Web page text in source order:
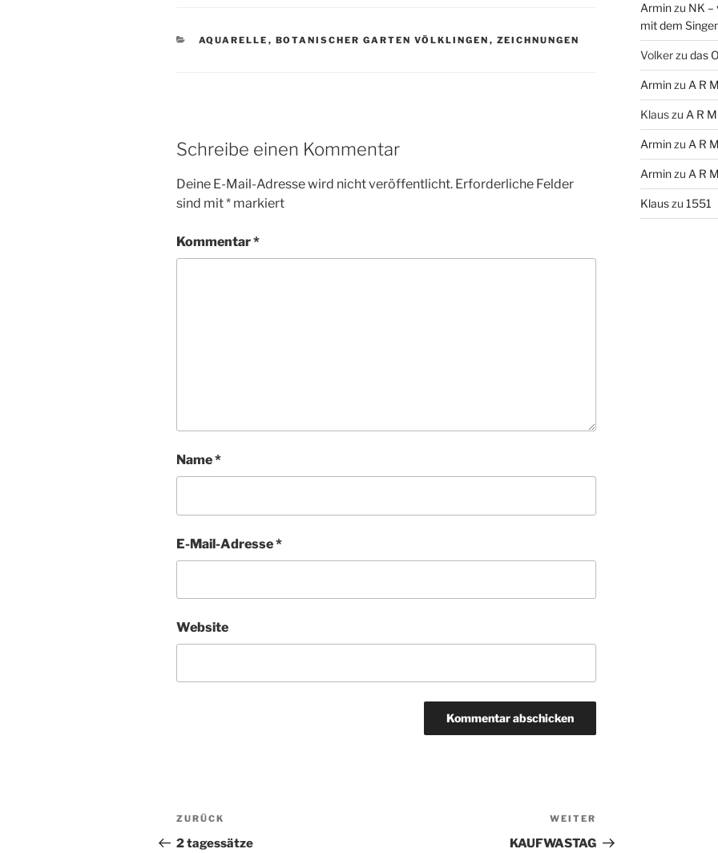
KATEGORIEN
AQUARELLE , BOTANISCHER GARTEN VÖLKLINGEN , ZEICHNUNGEN
Schreibe einen Kommentar
Deine E-Mail-Adresse wird nicht veröffentlicht. Erforderliche Felder
sind mit* markiert
Kommentar*
Name*
E-Mail-Adresse*
Website
Beitragsnavigation
Vorheriger
Beitrag
ZURÜCK
2 tagessätze
Beitrag
WEITER
KAUFWASTAG
Arminzu NK –
mit dem
Volkerzu das
Arminzu A R
Klauszu A R
Arminzu A R
Arminzu A R
Klauszu 1551